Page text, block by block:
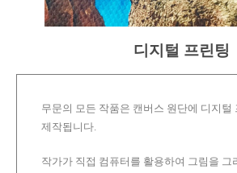
디지털 프린팅
무문의 모든 작품은 캔버스 원단에 디지털
제작됩니다.
작가가 직접 컴퓨터를 활용하여 그림을 그